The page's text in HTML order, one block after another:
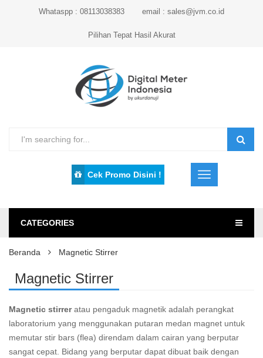
Whataspp : 08113038383 email : sales@jvm.co.id
Pilihan Tepat Hasil Akurat
Cek Promo Disini !
CATEGORIES
Beranda Magnetic Stirrer
Magnetic Stirrer
Magnetic stirreratau pengaduk magnetik adalah perangkat
laboratorium yang menggunakan putaran medan magnet untuk
memutar stir bars (flea) direndam dalam cairan yang berputar
sangat cepat. Bidang yang berputar dapat dibuat baik dengan